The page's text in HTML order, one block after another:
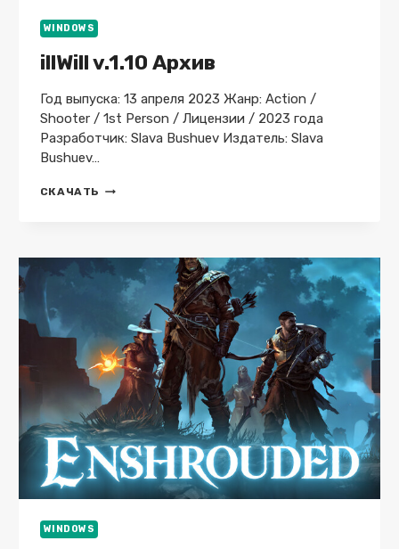
WINDOWS
illWill v.1.10 Архив
Год выпуска: 13 апреля 2023 Жанр: Action /
Shooter / 1st Person / Лицензии / 2023 года
Разработчик: Slava Bushuev Издатель: Slava
Bushuev…
СКАЧАТЬ ILLWILL
WINDOWS